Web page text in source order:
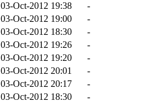
03-Oct-2012 19:38
-
03-Oct-2012 19:00
-
03-Oct-2012 18:30
-
03-Oct-2012 19:26
-
03-Oct-2012 19:20
-
03-Oct-2012 20:01
-
03-Oct-2012 20:17
-
03-Oct-2012 18:30
-